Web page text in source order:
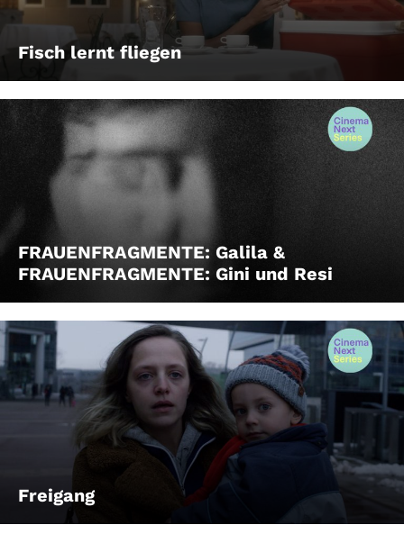
Fisch lernt fliegen
FRAUENFRAGMENTE: Galila &
FRAUENFRAGMENTE: Gini und Resi
Freigang